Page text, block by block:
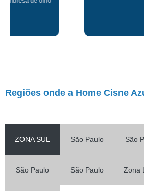
Regiões onde a Home Cisne
ZONA SUL São Paulo São
São Paulo São Paulo Zona